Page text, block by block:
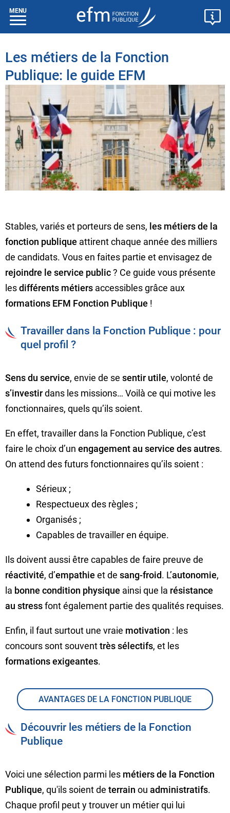
MENU
Les métiers de la Fonction
Publique: le guide EFM
Stables, variés et porteurs de sens, les métiers de la
fonction publique attirent chaque année des milliers
de candidats. Vous en faites partie et envisagez de
rejoindre le service public? Ce guide vous présente
lesdifférents métiers accessibles grâce aux
formations EFM Fonction Publique !
Travailler dans la Fonction Publique : pour
quel profil ?
Sens du service, envie de se sentir utile, volonté de
s’investirdans les missions… Voilà ce qui motive les
fonctionnaires, quels qu’ils soient.
En effet, travailler dans la Fonction Publique, c’est
faire le choix d’un engagement au service des autres.
On attend des futurs fonctionnaires qu’ils soient :
Sérieux ;
Respectueux des règles ;
Organisés ;
Capables de travailler en équipe.
Ils doivent aussi être capables de faire preuve de
réactivité, d’empathie et de sang-froid. L’autonomie,
la bonne condition physique ainsi que la résistance
au stressfont également partie des qualités requises.
Enfin, il faut surtout une vraie motivation : les
concours sont souventtrès sélectifs, et les
formations exigeantes.
AVANTAGES DE LA FONCTION PUBLIQUE
Découvrir les métiers de la Fonction
Publique
Voici une sélection parmi les métiers de la Fonction
Publique, qu'ils soient de terrain ou administratifs.
Chaque profil peut y trouver un métier qui lui